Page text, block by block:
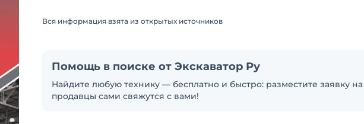
Вся информация взята из открытых источников
Помощь в поиске от Экскаватор Ру
Найдите любую технику — бесплатно и быстро: разместите заявку на
продавцы сами свяжутся с вами!